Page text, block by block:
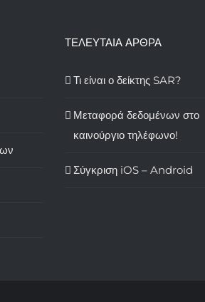
ΤΕΛΕΥΤΑΙΑ ΑΡΘΡΑ
Τι είναι ο δείκτης SAR?
Μεταφορά δεδομένων στο
καινούργιο τηλέφωνο!
Σύγκριση iOS – Android